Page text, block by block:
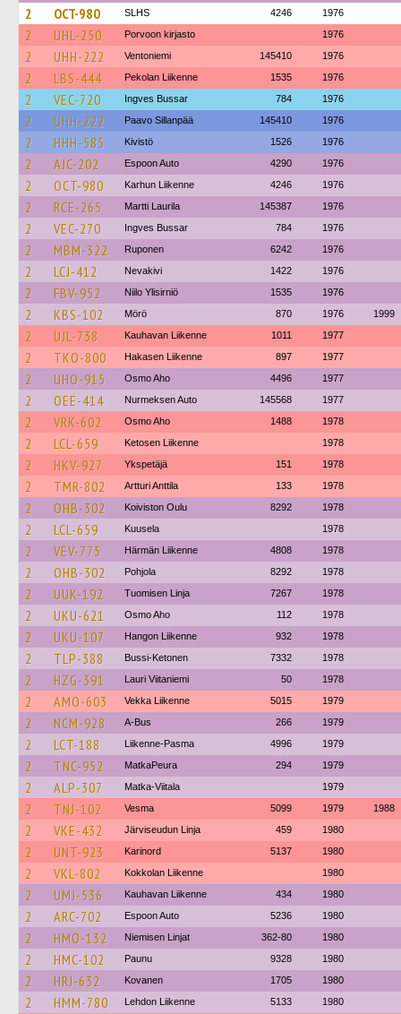
2
OCT-980 SLHS 4246 1976
2 UHL-250 Porvoon kirjasto 1976
2 UHH-222 Ventoniemi 145410 1976
2 LBS-444 Pekolan Liikenne 1535 1976
2 VEC-720 Ingves Bussar 784 1976
2 UHH-222 Paavo Sillanpää 145410 1976
2 HHH-585 Kivistö 1526 1976
2 AJC-202 Espoon Auto 4290 1976
2 OCT-980 Karhun Liikenne 4246 1976
2 RCE-265 Martti Laurila 145387 1976
2 VEC-270 Ingves Bussar 784 1976
2 MBM-322 Ruponen 6242 1976
2 LCJ-412 Nevakivi 1422 1976
2 FBV-952 Niilo Ylisirniö 1535 1976
2 KBS-102 Mörö 870 1976 1999
2 UJL-738 Kauhavan Liikenne 1011 1977
2 TKO-800 Hakasen Liikenne 897 1977
2 UHO-915 Osmo Aho 4496 1977
2 OEE-414 Nurmeksen Auto 145568 1977
2 VRK-602 Osmo Aho 1488 1978
2 LCL-659 Ketosen Liikenne 1978
2 HKV-927 Ykspetäjä 151 1978
2 TMR-802 Artturi Anttila 133 1978
2 OHB-302 Koiviston Oulu 8292 1978
2 LCL-659 Kuusela 1978
2 VEV-775 Härmän Liikenne 4808 1978
2 OHB-302 Pohjola 8292 1978
2 UUK-192 Tuomisen Linja 7267 1978
2 UKU-621 Osmo Aho 112 1978
2 UKU-107 Hangon Liikenne 932 1978
2 TLP-388 Bussi-Ketonen 7332 1978
2 HZG-391 Lauri Viitaniemi 50 1978
2 AMO-603 Vekka Liikenne 5015 1979
2 NCM-928 A-Bus 266 1979
2 LCT-188 Liikenne-Pasma 4996 1979
2 TNC-952 MatkaPeura 294 1979
2 ALP-307 Matka-Viitala 1979
2 TNJ-102 Vesma 5099 1979 1988
2 VKE-432 Järviseudun Linja 459 1980
2 UNT-923 Karinord 5137 1980
2 VKL-802 Kokkolan Liikenne 1980
2 UMJ-536 Kauhavan Liikenne 434 1980
2 ARC-702 Espoon Auto 5236 1980
2 HMO-132 Niemisen Linjat 362-80 1980
2 HMC-102 Paunu 9328 1980
2 HRJ-632 Kovanen 1705 1980
2 HMM-780 Lehdon Liikenne 5133 1980